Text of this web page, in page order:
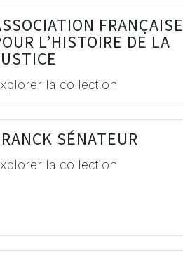
FRANÇAISE
L’HISTOIRE DE LA
la collection
SÉNATEUR
la collection